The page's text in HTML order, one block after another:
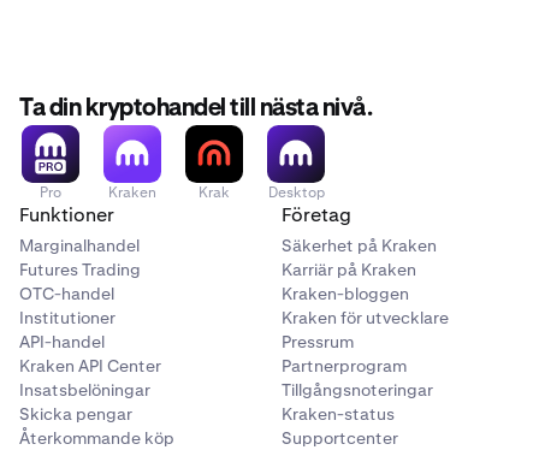
PF_BIGTIMEUSD
BIGTIME
Big Time
PF_BIOUSD
BIO
Bio Protocol
PF_BLURUSD
Ta din kryptohandel till nästa nivå.
Pro Kraken Krak Desktop
Funktioner
Marginalhandel
Futures Trading
OTC-handel
Institutioner
API-handel
Kraken API Center
Insatsbelöningar
Skicka pengar
Återkommande köp
Företag
Säkerhet på Kraken
Karriär på Kraken
Kraken-bloggen
Kraken för utvecklare
Pressrum
Partnerprogram
Tillgångsnoteringar
Kraken-status
Supportcenter